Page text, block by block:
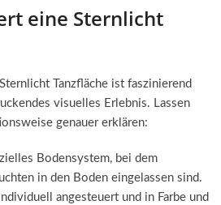
eine Sternlicht
Tanzfläche ist faszinierend
visuelles Erlebnis. Lassen
genauer erklären:
Bodensystem, bei dem
in den Boden eingelassen sind.
angesteuert und in Farbe und